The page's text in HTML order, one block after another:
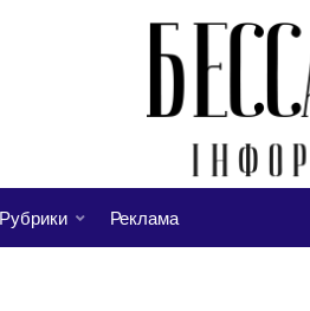
Рубрики Реклама